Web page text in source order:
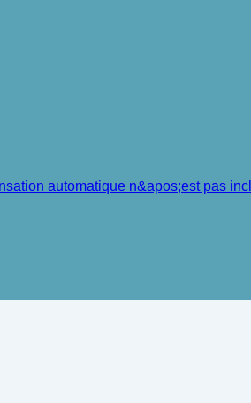
automatique n&apos;est pas